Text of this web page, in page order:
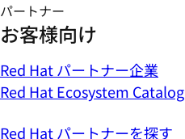
パートナー
お客様向け
Red Hat パートナー企業
Red Hat Ecosystem Catalog
Red Hat パートナーを探す